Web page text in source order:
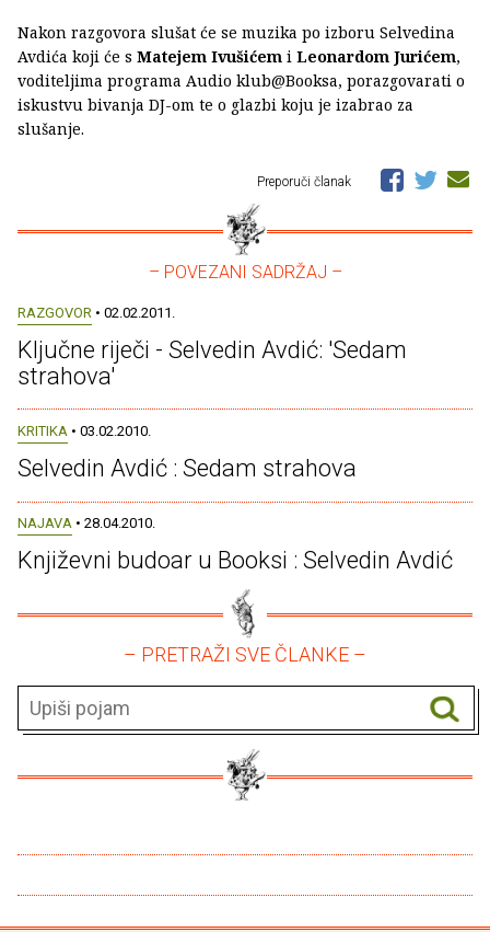
Nakon razgovora slušat će se muzika po izboru Selvedina
Avdića koji će s Matejem Ivušićem i Leonardom Jurićem,
voditeljima programa Audio klub@Booksa, porazgovarati o
iskustvu bivanja DJ-om te o glazbi koju je izabrao za
slušanje.
Preporuči članak
– POVEZANI SADRŽAJ –
RAZGOVOR • 02.02.2011.
Ključne riječi - Selvedin Avdić: 'Sedam
strahova'
KRITIKA • 03.02.2010.
Selvedin Avdić : Sedam strahova
NAJAVA • 28.04.2010.
Književni budoar u Booksi : Selvedin Avdić
– PRETRAŽI SVE ČLANKE –